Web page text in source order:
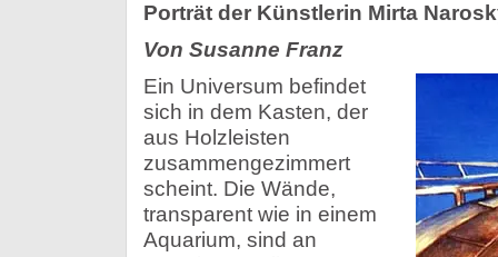
Porträt der Künstlerin Mirta
Von Susanne Franz
Ein Universum befindet
sich in dem Kasten, der
aus Holzleisten
zusammengezimmert
scheint. Die Wände,
transparent wie in einem
Aquarium, sind an